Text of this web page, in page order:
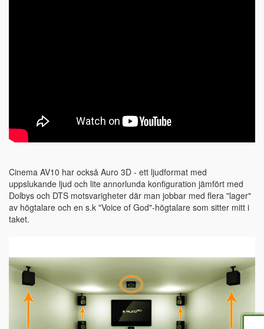
Cinema AV10 har också Auro 3D - ett ljudformat med
uppslukande ljud och lite annorlunda konfiguration jämfört med
Dolbys och DTS motsvarigheter där man jobbar med flera "lager"
av högtalare och en s.k "Voice of God"-högtalare som sitter mitt i
taket.